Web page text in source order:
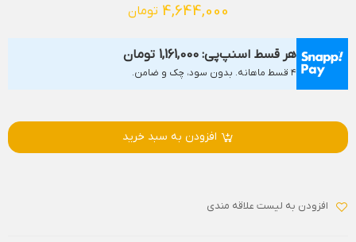
4,644,000 تومان
هر قسط اسنپ‌پی: 1,161,000 تومان
۴ قسط ماهانه. بدون سود، چک و ضامن.
افزودن به سبد خرید
افزودن به لیست علاقه مندی